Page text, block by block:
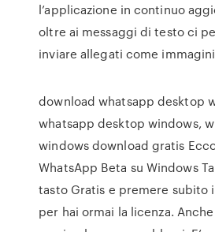
l’applicazione in continuo
oltre ai messaggi di testo ci
inviare allegati come
download whatsapp desktop
whatsapp desktop windows,
windows download gratis
WhatsApp Beta su Windows
tasto Gratis e premere subito
per hai ormai la licenza.